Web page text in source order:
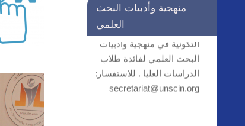
منهجية وأدبيات البحث
العلمي
التسجيل مستمر في الحلقات
التكونية في منهجية وأدبيات
البحث العلمي لفائدة طلاب
الدراسات العليا . للاستفسار:
secretariat@unscin.org